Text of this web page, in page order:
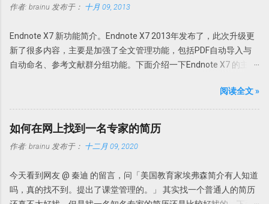
1. 绿色便携，无需安装，解压即可使用； 中文界面； 特别版，可选
用方法 PDFX_Vwr_Port 压缩文件中为主程序，解压到一个目录中。
建议不要直接解压到根目录或者解压到当前文件夹，建议解压到一
个特定文件夹，如 PDFXCview。此时是免费版，有一定广告，功能
文件中为 OCR 识别文件，解压到 PDF-XChange Viewer 的目录文件
即可使用文字识别。
Howsci.com_PDFXChange_Viewer_PRO_Crack 压缩文件中是破解
论据，根据自己操作系统的不同，复制 X86 或者 X64 文件夹内的文
注：如果是32 位操作系统，复制 X86 里面的文件，如果是 64 位操
作系统，复制 X64 文件夹内的文件。 下载地址
https://howsci.pipipan.com/fs/1583321-237058340 链接:
作者: brainu 发布于： 十月 09, 2013
Endnote X7 新功能简介。Endnote X7 2013年发布了，此次升级更
新了很多内容，主要是加强了全文管理功能，包括PDF自动导入与
自动命名、参考文献群分组功能。下面介绍一下Endnote X7 的主要
File-Import-File或Fold功能导入文献或者目录。此次Endnote X7的
PDF自动导入更省事。可以为Endnote X7指定一个文件夹，只要该
文件夹的新的PDF下载，Endnote X7就可以自动导入，完全不用人
干预。省事吧！连手动导入都省了。 具体设置 进入
Edit→Preferences-PDF Handling，选择Enable automatic
可。 只要今后该文件夹内有新文献存入，Endnote X7 就可以自
动导入新的文献。 但是注意Endnote X7 不能自动导入完整的资料，
阅读全文 »
如何在网上找到一名专家的简历
作者: brainu 发布于： 十二月 09, 2020
今天看到网友 @ 秦迪 的留言，问「美国教育家埃弗森简介有人知道
吗，真的找不到。提出了课堂管理的。」 其实找一个普通人的简历